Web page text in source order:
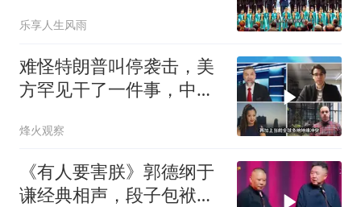
乐享人生风雨
难怪特朗普叫停袭击，美
方罕见干了一件事，中方
烽火观察
《有人要害朕》郭德纲于
谦经典相声，段子包袱满